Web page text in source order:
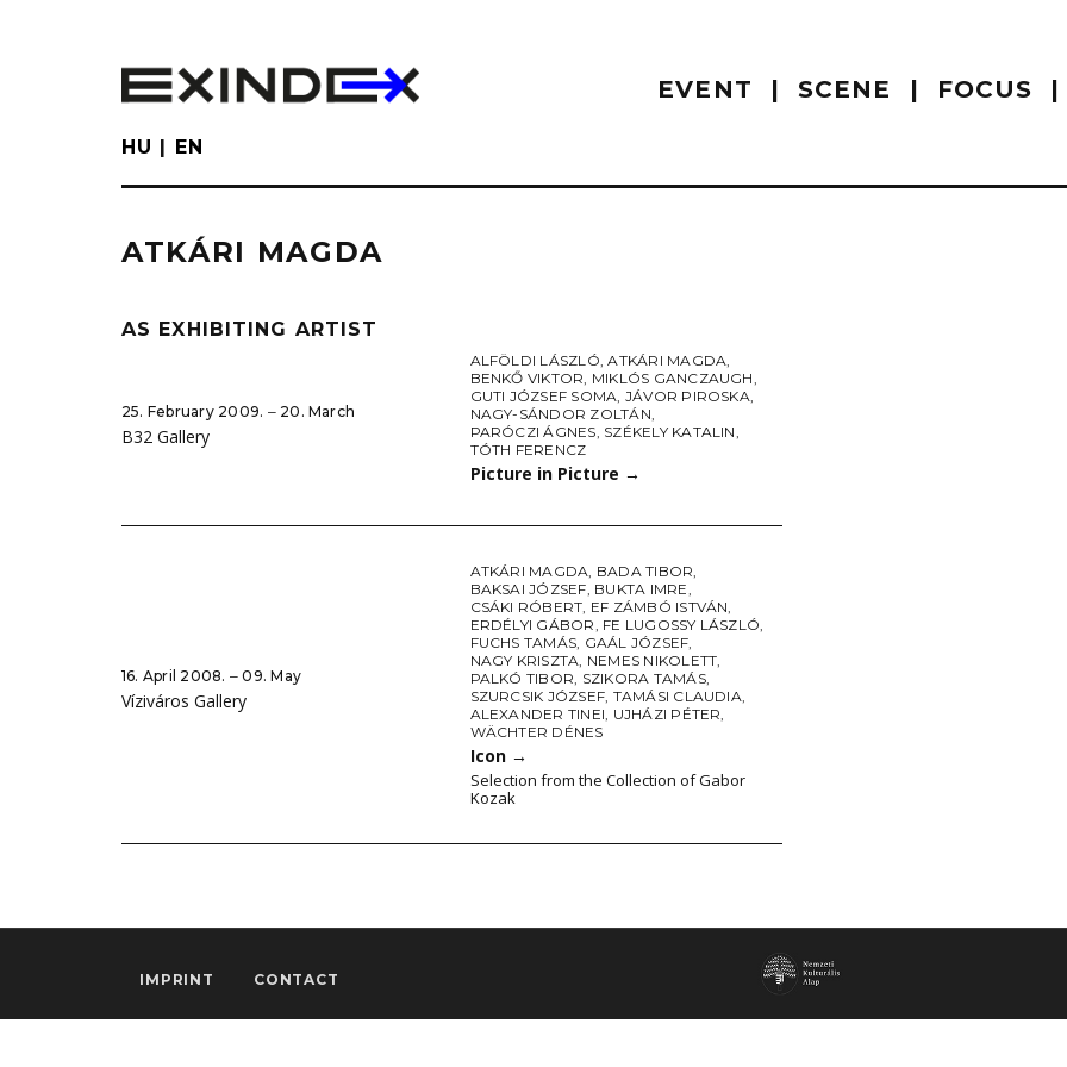
EVENT SCENE FOCUS
HU EN
ATKÁRI MAGDA
AS EXHIBITING ARTIST
25. February 2009. ‒ 20. March
B32 Gallery
ALFÖLDI LÁSZLÓ,ATKÁRI MAGDA,
BENKŐ VIKTOR, MIKLÓS GANCZAUGH,
GUTI JÓZSEF SOMA, JÁVOR PIROSKA,
NAGY-SÁNDOR ZOLTÁN,
PARÓCZI ÁGNES, SZÉKELY KATALIN,
TÓTH FERENCZ
Picture in Picture →
16. April 2008. ‒ 09. May
Víziváros Gallery
ATKÁRI MAGDA, BADA TIBOR,
BAKSAI JÓZSEF, BUKTA IMRE,
CSÁKI RÓBERT, EF ZÁMBÓ ISTVÁN,
ERDÉLYI GÁBOR, FE LUGOSSY LÁSZLÓ,
FUCHS TAMÁS, GAÁL JÓZSEF,
NAGY KRISZTA, NEMES NIKOLETT,
PALKÓ TIBOR, SZIKORA TAMÁS,
SZURCSIK JÓZSEF, TAMÁSI CLAUDIA,
ALEXANDER TINEI, UJHÁZI PÉTER,
WÄCHTER DÉNES
Icon →
Selection from the Collection of Gabor
Kozak
IMPRINT CONTACT